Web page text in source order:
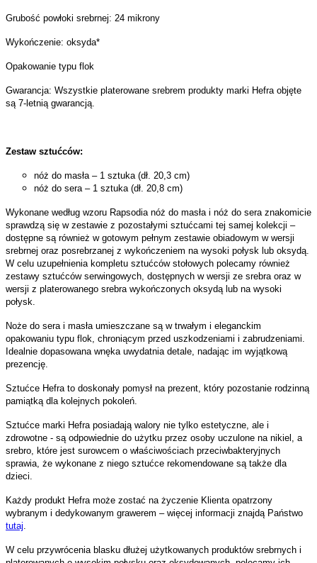
Grubość powłoki srebrnej: 24 mikrony
Wykończenie: oksyda*
Opakowanie typu flok
Gwarancja: Wszystkie platerowane srebrem produkty marki Hefra objęte
są 7-letnią gwarancją.
Zestaw sztućców:
nóż do masła – 1 sztuka (dł. 20,3 cm)
nóż do sera – 1 sztuka (dł. 20,8 cm)
Wykonane według wzoru Rapsodia nóż do masła i nóż do sera znakomicie
sprawdzą się w zestawie z pozostałymi sztućcami tej samej kolekcji –
dostępne są również w gotowym pełnym zestawie obiadowym w wersji
srebrnej oraz posrebrzanej z wykończeniem na wysoki połysk lub oksydą.
W celu uzupełnienia kompletu sztućców stołowych polecamy również
zestawy sztućców serwingowych, dostępnych w wersji ze srebra oraz w
wersji z platerowanego srebra wykończonych oksydą lub na wysoki
połysk.
Noże do sera i masła umieszczane są w trwałym i eleganckim
opakowaniu typu flok, chroniącym przed uszkodzeniami i zabrudzeniami.
Idealnie dopasowana wnęka uwydatnia detale, nadając im wyjątkową
prezencję.
Sztućce Hefra to doskonały pomysł na prezent, który pozostanie rodzinną
pamiątką dla kolejnych pokoleń.
Sztućce marki Hefra posiadają walory nie tylko estetyczne, ale i
zdrowotne - są odpowiednie do użytku przez osoby uczulone na nikiel, a
srebro, które jest surowcem o właściwościach przeciwbakteryjnych
sprawia, że wykonane z niego sztućce rekomendowane są także dla
dzieci.
Każdy produkt Hefra może zostać na życzenie Klienta opatrzony
wybranym i dedykowanym grawerem – więcej informacji znajdą Państwo
tutaj
W celu przywrócenia blasku dłużej użytkowanych produktów srebrnych i